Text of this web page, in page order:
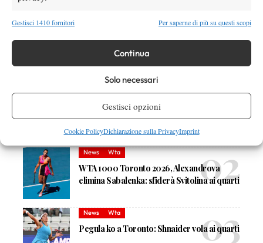
Gestisci 1410 fornitori Per saperne di più su questi scopi
Continua
Solo necessari
Gestisci opzioni
Cookie PolicyDichiarazione sulla PrivacyImprint
DI TENDENZA
Atp News
È più forte Sinner del 2026 o Djokovic del
2015? Nole ha pochi dubbi (VIDEO)
News Wta
WTA 1000 Toronto 2026, Alexandrova
elimina Sabalenka: sfiderà Svitolina ai quarti
News Wta
Pegula ko a Toronto: Shnaider vola ai quarti